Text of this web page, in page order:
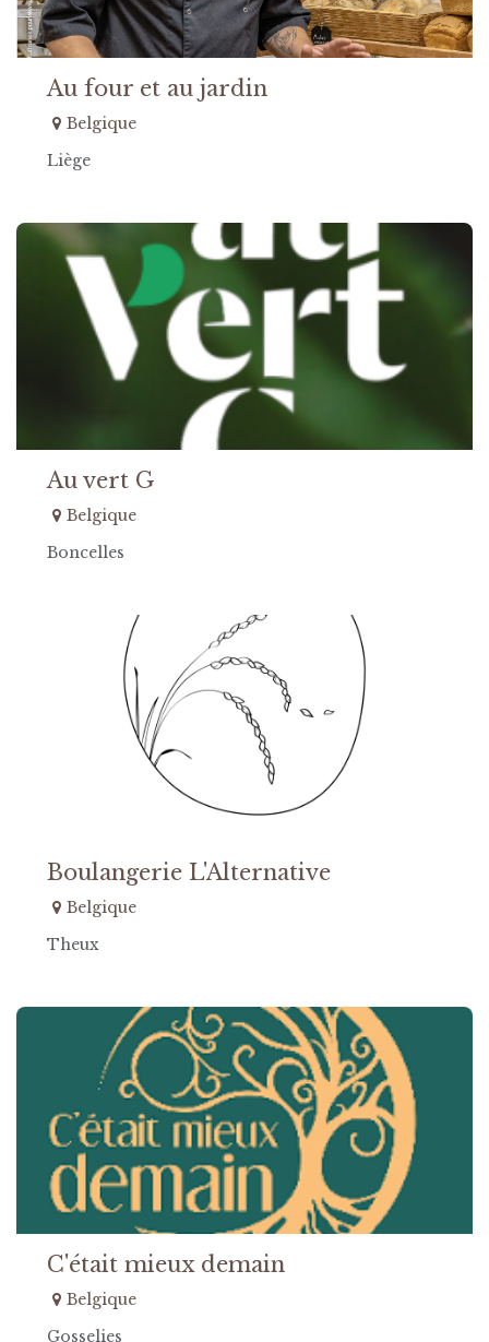
Au four et au jardin
Belgique
Liège
Au vert G
Belgique
Boncelles
Boulangerie L'Alternative
Belgique
Theux
C'était mieux demain
Belgique
Gosselies